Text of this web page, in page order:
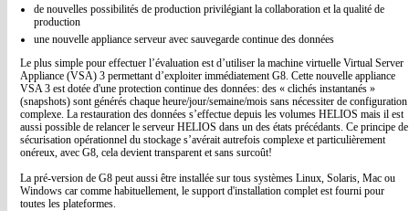
de nouvelles possibilités de production privilégiant la collaboration et la qualité de
production
une nouvelle appliance serveur avec sauvegarde continue des données
Le plus simple pour effectuer l’évaluation est d’utiliser la machine virtuelle Virtual Server
Appliance (VSA) 3 permettant d’exploiter immédiatement G8. Cette nouvelle appliance
VSA 3 est dotée d'une protection continue des données: des « clichés instantanés »
(snapshots) sont générés chaque heure/jour/semaine/mois sans nécessiter de configuration
complexe. La restauration des données s’effectue depuis les volumes HELIOS mais il est
aussi possible de relancer le serveur HELIOS dans un des états précédants. Ce principe de
sécurisation opérationnel du stockage s’avérait autrefois complexe et particulièrement
onéreux, avec G8, cela devient transparent et sans surcoût!
La pré-version de G8 peut aussi être installée sur tous systèmes Linux, Solaris, Mac ou
Windows car comme habituellement, le support d'installation complet est fourni pour
toutes les plateformes.